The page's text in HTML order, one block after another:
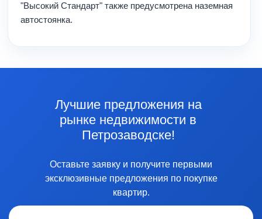
"Высокий Стандарт" также предусмотрена наземная
автостоянка.
Лучшие предложения на
рынке недвижимости в
Петрозаводске!
Оставьте заявку и получите первыми
эксклюзивные предложения по покупке
квартир.